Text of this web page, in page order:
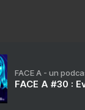
FACE A - un
FACE A #30 :